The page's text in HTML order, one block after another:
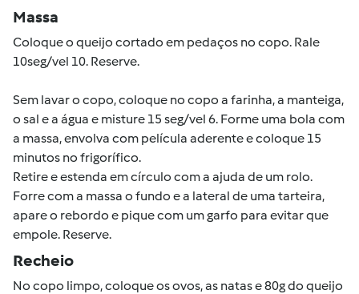
Massa
Coloque o queijo cortado em pedaços no copo. Rale
10seg/vel 10. Reserve.
Sem lavar o copo, coloque no copo a farinha, a manteiga,
o sal e a água e misture 15 seg/vel 6. Forme uma bola com
a massa, envolva com película aderente e coloque 15
minutos no frigorífico.
Retire e estenda em círculo com a ajuda de um rolo.
Forre com a massa o fundo e a lateral de uma tarteira,
apare o rebordo e pique com um garfo para evitar que
empole. Reserve.
Recheio
No copo limpo, coloque os ovos, as natas e 80g do queijo